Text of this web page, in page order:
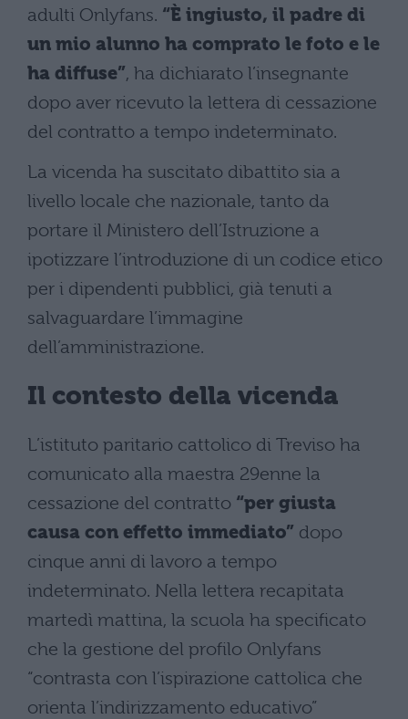
adulti Onlyfans. “È ingiusto, il padre di
un mio alunno ha comprato le foto e le
ha diffuse”, ha dichiarato l’insegnante
dopo aver ricevuto la lettera di cessazione
del contratto a tempo indeterminato.
La vicenda ha suscitato dibattito sia a
livello locale che nazionale, tanto da
portare il Ministero dell’Istruzione a
ipotizzare l’introduzione di un codice etico
per i dipendenti pubblici, già tenuti a
salvaguardare l’immagine
dell’amministrazione.
Il contesto della vicenda
L’istituto paritario cattolico di Treviso ha
comunicato alla maestra 29enne la
cessazione del contratto “per giusta
causa con effetto immediato” dopo
cinque anni di lavoro a tempo
indeterminato. Nella lettera recapitata
martedì mattina, la scuola ha specificato
che la gestione del profilo Onlyfans
“contrasta con l’ispirazione cattolica che
orienta l’indirizzamento educativo”